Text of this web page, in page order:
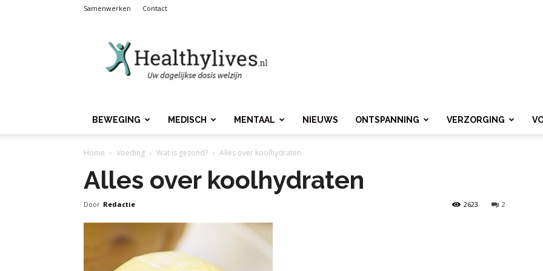
Samenwerken Contact
BEWEGING MEDISCH MENTAAL NIEUWS ONTSPANNING VERZORGING
Home Voeding Wat is gezond? Alles over koolhydraten
Alles over koolhydraten
Door Redactie 2
2623